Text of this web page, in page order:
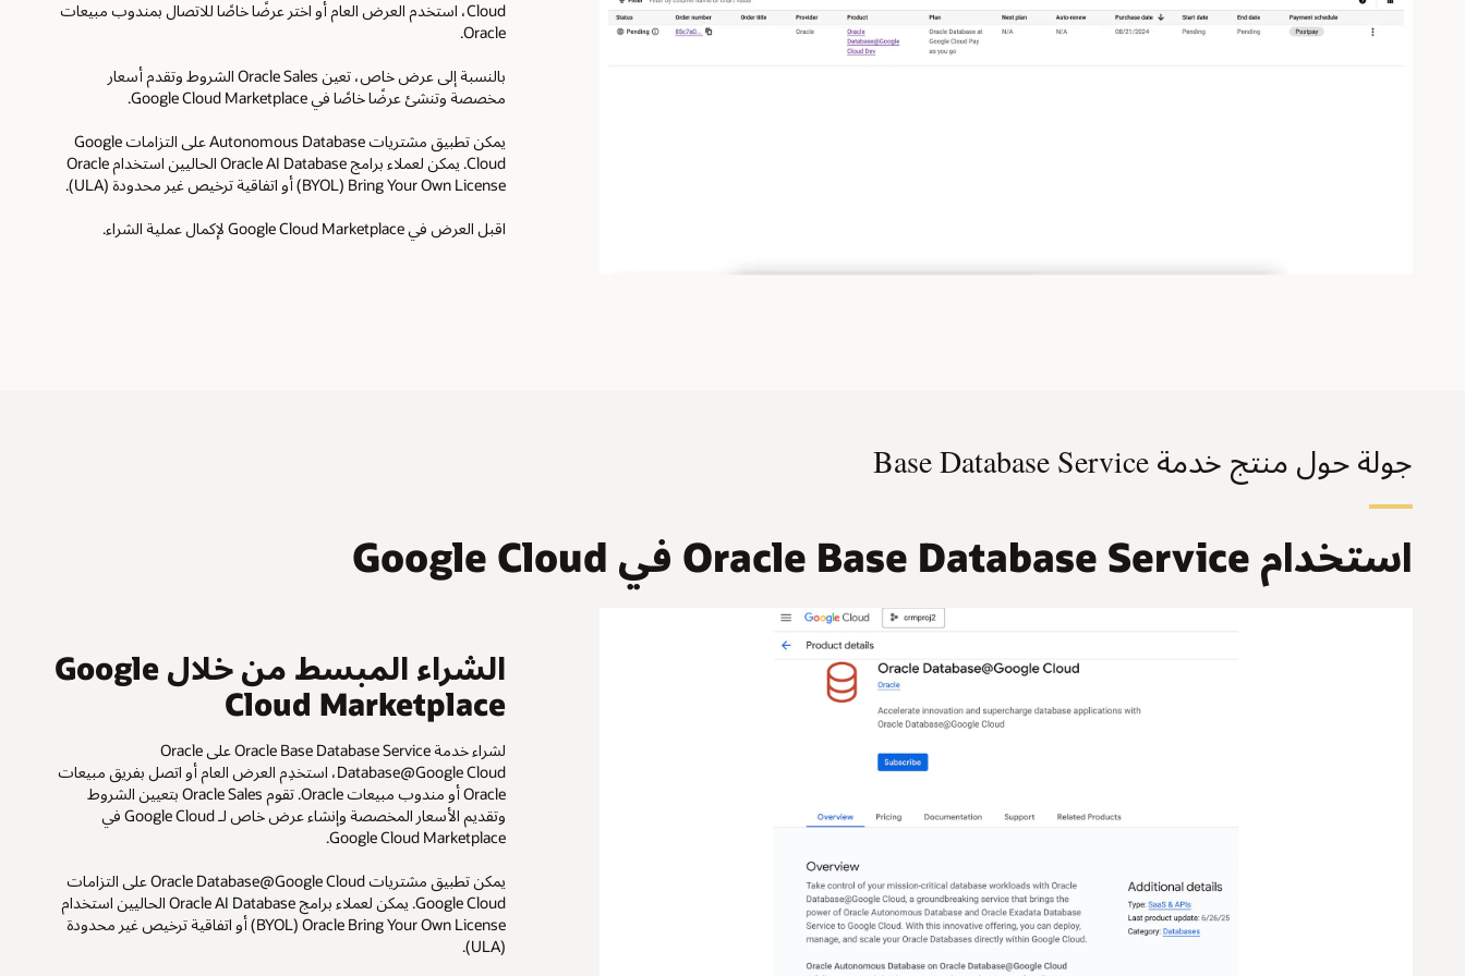
Cloud، استخدم العرض العام أو اختر عرضًا خاصًا للاتصال بمندوب مبيعات
Oracle.
بالنسبة إلى عرض خاص، تعين Oracle Sales الشروط وتقدم أسعار
مخصصة وتنشئ عرضًا خاصًا في Google Cloud Marketplace.
يمكن تطبيق مشتريات Autonomous Database على التزامات Google
Cloud. يمكن لعملاء برامج Oracle AI Database الحاليين استخدام Oracle
Bring Your Own License‏ (BYOL) أو اتفاقية ترخيص غير محدودة (ULA).
اقبل العرض في Google Cloud Marketplace لإكمال عملية الشراء.
جولة حول منتج خدمة Base Database Service
استخدام Oracle Base Database Service في Google Cloud
الشراء المبسط من خلال Google
Cloud Marketplace
لشراء خدمة Oracle Base Database Service على Oracle
Database@Google Cloud، استخدِم العرض العام أو اتصل بفريق مبيعات
Oracle أو مندوب مبيعات Oracle. تقوم Oracle Sales بتعيين الشروط
وتقديم الأسعار المخصصة وإنشاء عرض خاص لـ Google Cloud في
Google Cloud Marketplace.
يمكن تطبيق مشتريات Oracle Database@Google Cloud على التزامات
Google Cloud. يمكن لعملاء برامج Oracle AI Database الحاليين استخدام
Oracle Bring Your Own License‏ (BYOL) أو اتفاقية ترخيص غير محدودة
(ULA).